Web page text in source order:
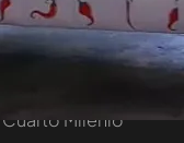
First Dates
Cuarto Milenio